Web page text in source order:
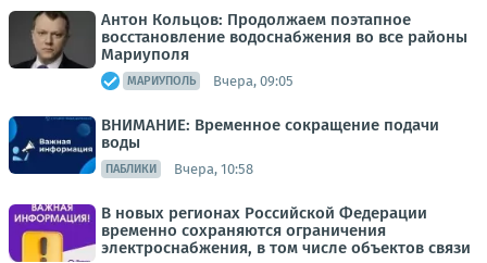
Антон Кольцов: Продолжаем поэтапное
восстановление водоснабжения во все районы
Мариуполя
МАРИУПОЛЬ Вчера, 09:05
ВНИМАНИЕ: Временное сокращение подачи
воды
ПАБЛИКИ Вчера, 10:58
В новых регионах Российской Федерации
временно сохраняются ограничения
электроснабжения, в том числе объектов связи